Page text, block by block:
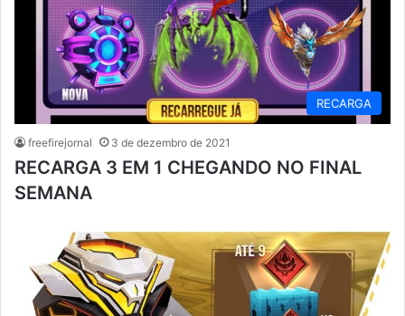
RECARGA
freefirejornal 3 de dezembro de 2021
RECARGA 3 EM 1 CHEGANDO NO FINAL
SEMANA